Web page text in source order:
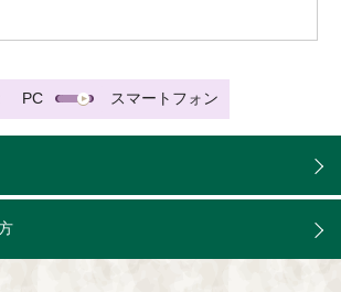
PC スマートフォン